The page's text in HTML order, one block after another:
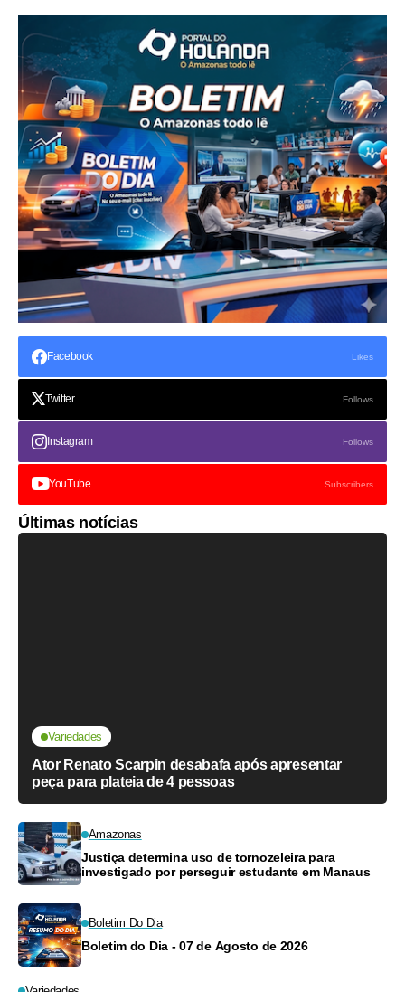
Facebook Likes
Twitter Follows
Instagram Follows
YouTube Subscribers
Últimas notícias
Variedades
Ator Renato Scarpin desabafa após apresentar
peça para plateia de 4 pessoas
Amazonas
Justiça determina uso de tornozeleira para
investigado por perseguir estudante em Manaus
Boletim Do Dia
Boletim do Dia - 07 de Agosto de 2026